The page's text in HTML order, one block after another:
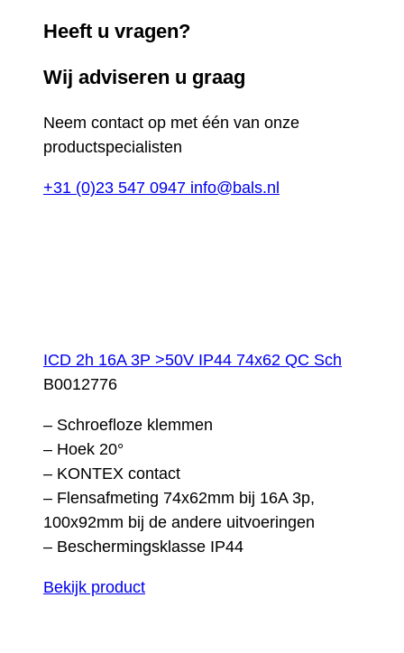
Heeft u vragen?
Wij adviseren u graag
Neem contact op met één van onze
productspecialisten
+31 (0)23 547 0947 info@bals.nl
ICD 2h 16A 3P >50V IP44 74x62 QC Sch
B0012776
– Schroefloze klemmen
– Hoek 20°
– KONTEX contact
– Flensafmeting 74x62mm bij 16A 3p,
100x92mm bij de andere uitvoeringen
– Beschermingsklasse IP44
Bekijk product